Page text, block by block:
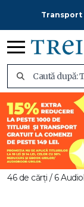
Transport
46 de cărți / 6